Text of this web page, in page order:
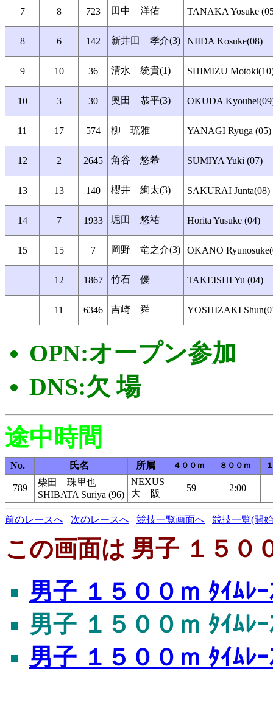
7 8 723 田中 洋佑 TANAKA Yosuke
8 6 142 新井田 孝介(3) NIIDA Kosuke(08)
9 10 36 清水 統貴(1) SHIMIZU
10 3 30 奥田 恭平(3) OKUDA
11 17 574 柳 琉雅 YANAGI Ryuga (05)
12 2 2645 角谷 悠希 SUMIYA Yuki (07)
13 13 140 櫻井 絢太(3) SAKURAI Junta(08)
14 7 1933 堀田 悠祐 Horita Yusuke (04)
15 15 7 岡野 竜之介(3) OKANO
12 1867 竹石 優 TAKEISHI Yu (04)
11 6346 吉崎 舜 YOSHIZAKI
OPN:オープン参加
DNS:欠 場
途中時間
No. 氏名 所属 ４００ｍ ８００ｍ
789
柴田 珠里也
SHIBATA Suriya (96)
NEXUS
大 阪
59 2:00
前のレースへ 次のレースへ 競技一覧画面へ 競技一覧(開
この画面は 男子 １５０
男子 １５００ｍ ﾀｲﾑﾚ
男子 １５００ｍ ﾀｲﾑﾚ
男子 １５００ｍ ﾀｲﾑﾚ